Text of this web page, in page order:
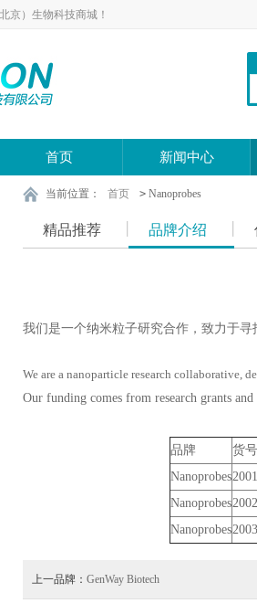
京）生物科技商城！
首页 新闻中心
当前位置： 首页 > Nanoprobes
精品推荐 品牌介绍
我们是一个纳米粒子研究合作，致力于寻
We are a nanoparticle research collaborative,
Our funding comes from research grants
品牌 货号
Nanoprobes2001
Nanoprobes2002
Nanoprobes2003
上一品牌： GenWay Biotech